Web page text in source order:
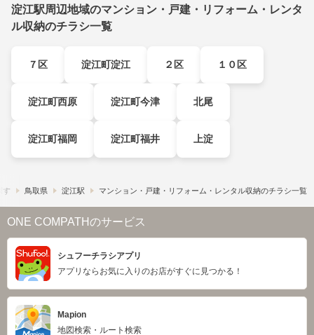
淀江駅周辺地域のマンション・戸建・リフォーム・レンタ
ル収納のチラシ一覧
７区 淀江町淀江 ２区 １０区
淀江町西原 淀江町今津 北尾
淀江町福岡 淀江町福井 上淀
す 鳥取県 淀江駅 マンション・戸建・リフォーム・レンタル収納のチラシ一覧
ONE COMPATHのサービス
シュフーチラシアプリ
アプリならお気に入りのお店がすぐに見つかる！
Mapion
地図検索・ルート検索